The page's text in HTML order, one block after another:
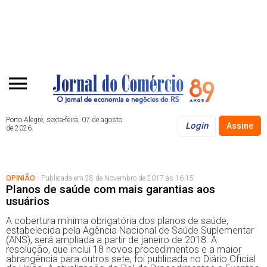
Porto Alegre, sexta-feira, 07 de agosto
de 2026.
Login Assine
OPINIÃO - Publicada em 28 de Novembro de 2017 às 16:15
Planos de saúde com mais garantias aos
usuários
A cobertura mínima obrigatória dos planos de saúde,
estabelecida pela Agência Nacional de Saúde Suplementar
(ANS), será ampliada a partir de janeiro de 2018. A
resolução, que inclui 18 novos procedimentos e a maior
abrangência para outros sete, foi publicada no Diário Oficial